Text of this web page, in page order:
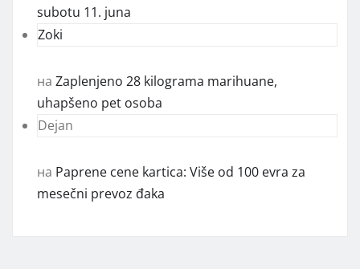
subotu 11. juna
Zoki
на Zaplenjeno 28 kilograma marihuane,
uhapšeno pet osoba
Dejan
на Paprene cene kartica: Više od 100 evra za
mesečni prevoz đaka